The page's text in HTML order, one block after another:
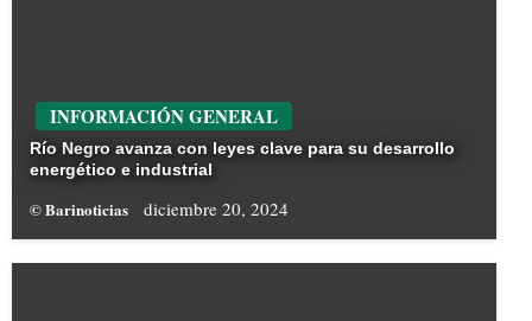
INFORMACIÓN GENERAL
Río Negro avanza con leyes clave para su desarrollo
energético e industrial
© Barinoticias diciembre 20, 2024